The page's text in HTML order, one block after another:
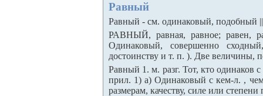
Равный
Равный - см. одинаковый, подобный ||
РАВНЫЙ, равная, равное; равен,
Одинаковый, совершенно
достоинству и т. п. ). Две величины,
Равный 1. м. разг. Тот, кто одинаков
прил. 1) а) Одинаковый с кем-л. ,
размерам, качеству, силе или степени